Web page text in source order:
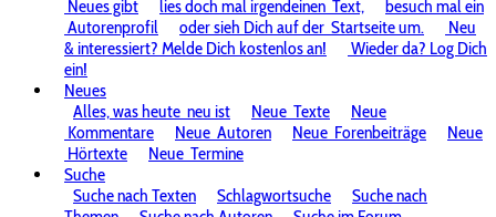
Neues gibt
lies doch mal irgendeinen Text,
besuch mal ein
Autorenprofil
oder sieh Dich auf der Startseite um.
Neu
& interessiert? Melde Dich kostenlos an!
Wieder da? Log Dich
ein!
Neues
Alles, was heute neu ist Neue Texte
Neue
Kommentare
Neue Autoren Neue Forenbeiträge
Neue
Hörtexte
Neue Termine
Suche
Suche nach Texten
Schlagwortsuche
Suche nach